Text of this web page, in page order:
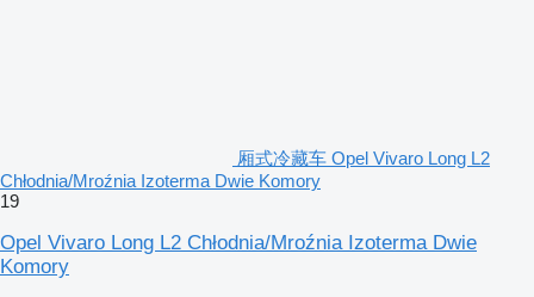
厢式冷藏车 Opel Vivaro Long L2
Chłodnia/Mroźnia Izoterma Dwie Komory
19
Opel Vivaro Long L2 Chłodnia/Mroźnia Izoterma Dwie
Komory